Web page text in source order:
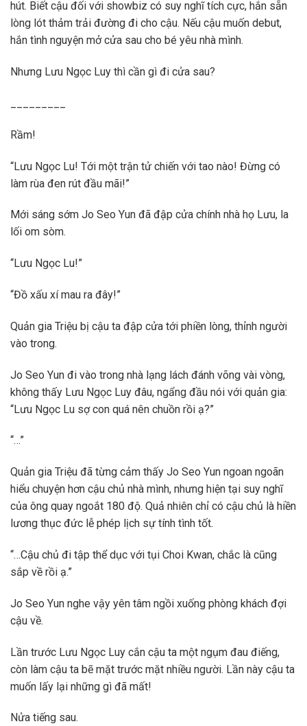
hút. Biết cậu đối với showbiz có suy nghĩ tích cực, hắn sẵn
lòng lót thảm trải đường đi cho cậu. Nếu cậu muốn debut,
hắn tình nguyện mở cửa sau cho bé yêu nhà mình.
Nhưng Lưu Ngọc Luy thì cần gì đi cửa sau?
Rầm!
“Lưu Ngọc Lu! Tới một trận tử chiến với tao nào! Đừng có
làm rùa đen rút đầu mãi!”
Mới sáng sớm Jo Seo Yun đã đập cửa chính nhà họ Lưu, la
lối om sòm.
“Lưu Ngọc Lu!”
“Đồ xấu xí mau ra đây!”
Quản gia Triệu bị cậu ta đập cửa tới phiền lòng, thỉnh người
vào trong.
Jo Seo Yun đi vào trong nhà lạng lách đánh võng vài vòng,
không thấy Lưu Ngọc Luy đâu, ngẩng đầu nói với quản gia:
“Lưu Ngọc Lu sợ con quá nên chuồn rồi ạ?”
“…”
Quản gia Triệu đã từng cảm thấy Jo Seo Yun ngoan ngoãn
hiểu chuyện hơn cậu chủ nhà mình, nhưng hiện tại suy nghĩ
của ông quay ngoắt 180 độ. Quả nhiên chỉ có cậu chủ là hiền
lương thục đức lễ phép lịch sự tính tình tốt.
“…Cậu chủ đi tập thể dục với tụi Choi Kwan, chắc là cũng
sắp về rồi ạ.”
Jo Seo Yun nghe vậy yên tâm ngồi xuống phòng khách đợi
cậu về.
Lần trước Lưu Ngọc Luy cắn cậu ta một ngụm đau điếng,
còn làm cậu ta bẽ mặt trước mặt nhiều người. Lần này cậu ta
muốn lấy lại những gì đã mất!
Nửa tiếng sau.